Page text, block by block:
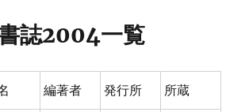
誌2004一覧
編著者 発行所 所蔵